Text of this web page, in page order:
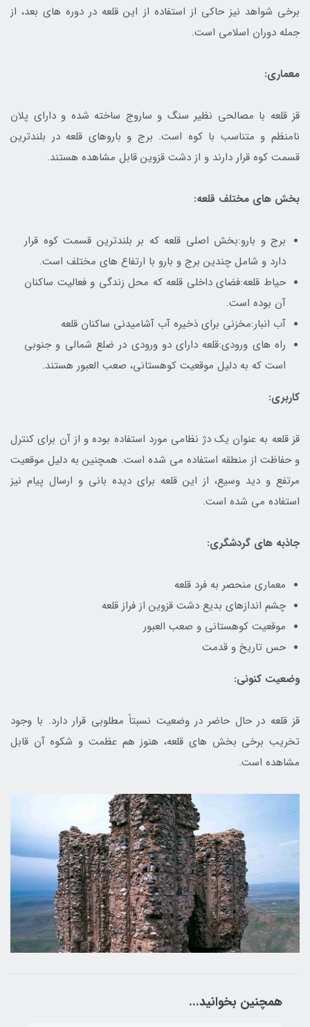
برخی شواهد نیز حاکی از استفاده از این قلعه در دوره های بعد، از
جمله دوران اسلامی است.
معماری:
قز قلعه با مصالحی نظیر سنگ و ساروج ساخته شده و دارای پلان
نامنظم و متناسب با کوه است. برج و باروهای قلعه در بلندترین
قسمت کوه قرار دارند و از دشت قزوین قابل مشاهده هستند.
بخش های مختلف قلعه:
برج و بارو:بخش اصلی قلعه که بر بلندترین قسمت کوه قرار
دارد و شامل چندین برج و بارو با ارتفاع های مختلف است.
حیاط قلعه:فضای داخلی قلعه که محل زندگی و فعالیت ساکنان
آن بوده است.
آب انبار:مخزنی برای ذخیره آب آشامیدنی ساکنان قلعه
راه های ورودی:قلعه دارای دو ورودی در ضلع شمالی و جنوبی
است که به دلیل موقعیت کوهستانی، صعب العبور هستند.
کاربری:
قز قلعه به عنوان یک دژ نظامی مورد استفاده بوده و از آن برای کنترل
و حفاظت از منطقه استفاده می شده است. همچنین به دلیل موقعیت
مرتفع و دید وسیع، از این قلعه برای دیده بانی و ارسال پیام نیز
استفاده می شده است.
جاذبه های گردشگری:
معماری منحصر به فرد قلعه
چشم اندازهای بدیع دشت قزوین از فراز قلعه
موقعیت کوهستانی و صعب العبور
حس تاریخ و قدمت
وضعیت کنونی:
قز قلعه در حال حاضر در وضعیت نسبتاً مطلوبی قرار دارد. با وجود
تخریب برخی بخش های قلعه، هنوز هم عظمت و شکوه آن قابل
مشاهده است.
همچنین بخوانید...